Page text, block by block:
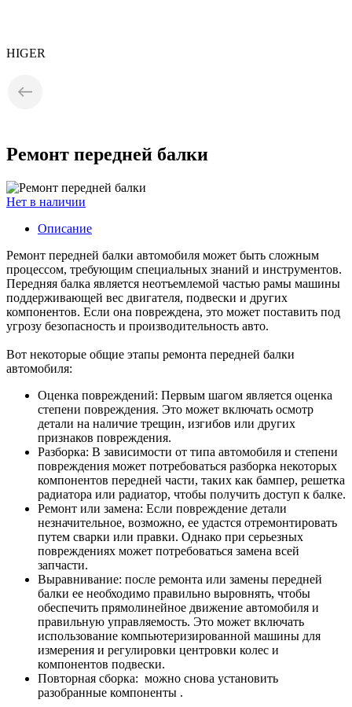
HIGER
Ремонт передней балки
Нет в наличии
Описание
Ремонт передней балки автомобиля может быть сложным
процессом, требующим специальных знаний и инструментов.
Передняя балка является неотъемлемой частью рамы машины
поддерживающей вес двигателя, подвески и других
компонентов. Если она повреждена, это может поставить под
угрозу безопасность и производительность авто.
Вот некоторые общие этапы ремонта передней балки
автомобиля:
Оценка повреждений: Первым шагом является оценка
степени повреждения. Это может включать осмотр
детали на наличие трещин, изгибов или других
признаков повреждения.
Разборка: В зависимости от типа автомобиля и степени
повреждения может потребоваться разборка некоторых
компонентов передней части, таких как бампер, решетка
радиатора или радиатор, чтобы получить доступ к балке.
Ремонт или замена: Если повреждение детали
незначительное, возможно, ее удастся отремонтировать
путем сварки или правки. Однако при серьезных
повреждениях может потребоваться замена всей
запчасти.
Выравнивание: после ремонта или замены передней
балки ее необходимо правильно выровнять, чтобы
обеспечить прямолинейное движение автомобиля и
правильную управляемость. Это может включать
использование компьютеризированной машины для
измерения и регулировки центровки колес и
компонентов подвески.
Повторная сборка: можно снова установить
разобранные компоненты .